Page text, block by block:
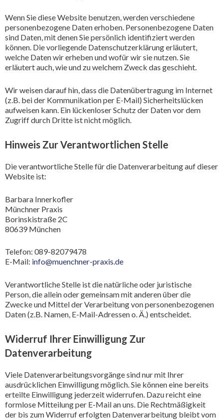
Wenn Sie diese Website benutzen, werden verschiedene
personenbezogene Daten erhoben. Personenbezogene Daten
sind Daten, mit denen Sie persönlich identifiziert werden
können. Die vorliegende Datenschutzerklärung erläutert,
welche Daten wir erheben und wofür wir sie nutzen. Sie
erläutert auch, wie und zu welchem Zweck das geschieht.
Wir weisen darauf hin, dass die Datenübertragung im Internet
(z.B. bei der Kommunikation per E-Mail) Sicherheitslücken
aufweisen kann. Ein lückenloser Schutz der Daten vor dem
Zugriff durch Dritte ist nicht möglich.
Hinweis Zur Verantwortlichen Stelle
Die verantwortliche Stelle für die Datenverarbeitung auf dieser
Website ist:
Barbara Innerkofler
Münchner Praxis
Borinskistraße 2C
80639 München
Telefon: 089-82079478
E-Mail: info@muenchner-praxis.de
Verantwortliche Stelle ist die natürliche oder juristische
Person, die allein oder gemeinsam mit anderen über die
Zwecke und Mittel der Verarbeitung von personenbezogenen
Daten (z.B. Namen, E-Mail-Adressen o. Ä.) entscheidet.
Widerruf Ihrer Einwilligung Zur
Datenverarbeitung
Viele Datenverarbeitungsvorgänge sind nur mit Ihrer
ausdrücklichen Einwilligung möglich. Sie können eine bereits
erteilte Einwilligung jederzeit widerrufen. Dazu reicht eine
formlose Mitteilung per E-Mail an uns. Die Rechtmäßigkeit
der bis zum Widerruf erfolgten Datenverarbeitung bleibt vom